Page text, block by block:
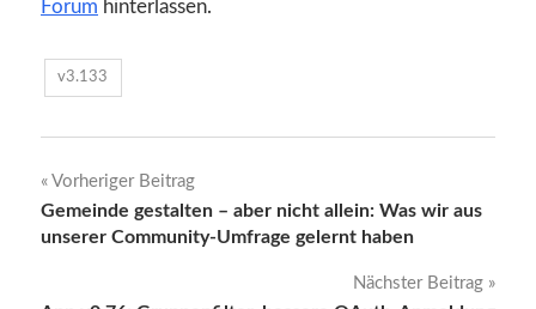
Forum hinterlassen.
v3.133
Beitragsnavigation
Vorheriger Beitrag
Gemeinde gestalten – aber nicht allein: Was wir aus
unserer Community-Umfrage gelernt haben
Nächster Beitrag